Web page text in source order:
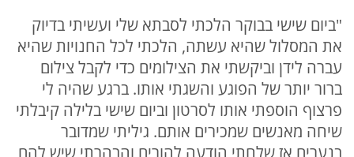
"ביום שישי בבוקר הלכתי לסבתא שלי ועשיתי בדיוק
את המסלול שהיא עשתה, הלכתי לכל החנויות שהיא
עברה לידן וביקשתי את הצילומים כדי לקבל צילום
ברור יותר של הפוגע והשגתי אותו. ברגע שהיה לי
פרצוף הוספתי אותו לסרטון וביום שישי בלילה קיבלתי
שיחה מאנשים שמכירים אותם. גיליתי שמדובר